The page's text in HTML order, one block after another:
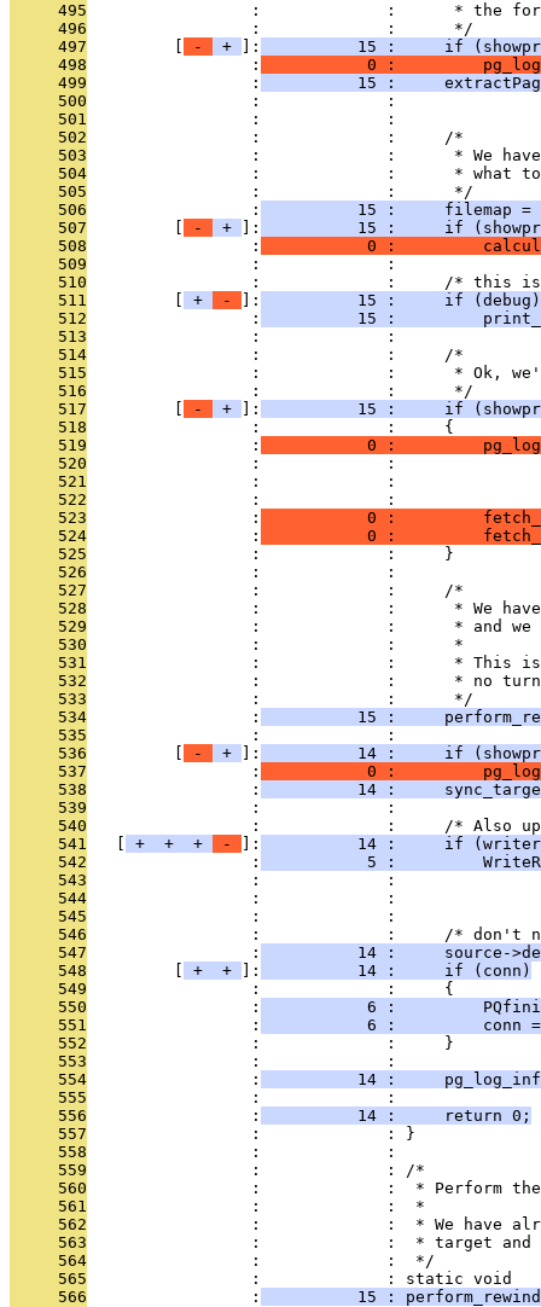
     495
:             :      * the
     496
                 :             :      */
     497
- + ]:
15 :     if
     498
                 :
0 :
     499
                 :
15 :
     500
:             :
     501
                 :             :
     502
                 :             :     /*
     503
:             :      * We
     504
:             :      * what
     505
                 :             :      */
     506
                 :
15 :     filemap =
     507
- + ]:
15 :     if
     508
                 :
0 :
     509
                 :             :
     510
:             :     /* this
     511
+ - ]:
          15 :     if (debug)
     512
                 :
15 :
     513
                 :             :
     514
                 :             :     /*
     515
:             :      * Ok,
     516
                 :             :      */
     517
- + ]:
15 :     if
     518
                 :             :     {
     519
                 :
0 :
     520
:             :
     521
:             :
     522
                 :             :
     523
                 :
0 :
     524
                 :
0 :
     525
                 :             :     }
     526
                 :             :
     527
                 :             :     /*
     528
:             :      * We
     529
:             :      * and
     530
                 :             :      *
     531
:             :      * This
     532
:             :      * no
     533
                 :             :      */
     534
                 :
15 :
     535
                 :             :
     536
- + ]:
14 :     if
     537
                 :
0 :
     538
                 :
14 :
     539
                 :             :
     540
:             :     /* Also
     541
+ + + - ]:
14 :     if
     542
                 :
5 :
     543
:             :
     544
:             :
     545
                 :             :
     546
:             :     /* don't
     547
                 :
14 :     source-
     548
+ + ]:
          14 :     if (conn)
     549
                 :             :     {
     550
                 :
6 :
     551
                 :
6 :         conn
     552
                 :             :     }
     553
                 :             :
     554
                 :
14 :
     555
                 :             :
     556
                 :
          14 :     return 0;
     557
                 :             : }
     558
                 :             :
     559
                 :             : /*
     560
:             :  * Perform
     561
                 :             :  *
     562
:             :  * We have
     563
:             :  * target and
     564
                 :             :  */
     565
                 :             : static void
     566
                 :
15 :